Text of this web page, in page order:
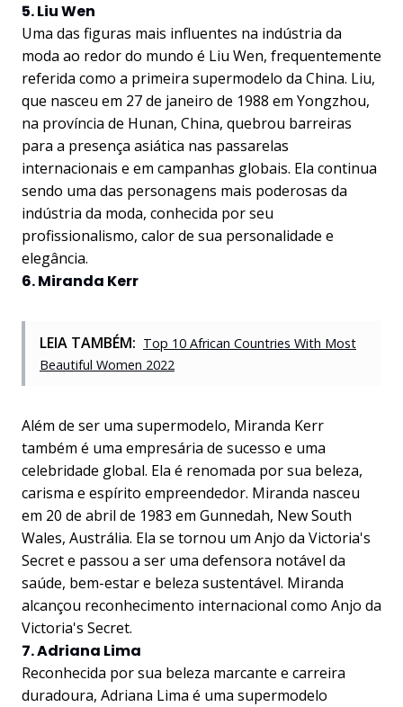
5. Liu Wen
Uma das figuras mais influentes na indústria da
moda ao redor do mundo é Liu Wen, frequentemente
referida como a primeira supermodelo da China. Liu,
que nasceu em 27 de janeiro de 1988 em Yongzhou,
na província de Hunan, China, quebrou barreiras
para a presença asiática nas passarelas
internacionais e em campanhas globais. Ela continua
sendo uma das personagens mais poderosas da
indústria da moda, conhecida por seu
profissionalismo, calor de sua personalidade e
elegância.
6. Miranda Kerr
LEIA TAMBÉM: Top 10 African Countries With Most
Beautiful Women 2022
Além de ser uma supermodelo, Miranda Kerr
também é uma empresária de sucesso e uma
celebridade global. Ela é renomada por sua beleza,
carisma e espírito empreendedor. Miranda nasceu
em 20 de abril de 1983 em Gunnedah, New South
Wales, Austrália. Ela se tornou um Anjo da Victoria's
Secret e passou a ser uma defensora notável da
saúde, bem-estar e beleza sustentável. Miranda
alcançou reconhecimento internacional como Anjo da
Victoria's Secret.
7. Adriana Lima
Reconhecida por sua beleza marcante e carreira
duradoura, Adriana Lima é uma supermodelo